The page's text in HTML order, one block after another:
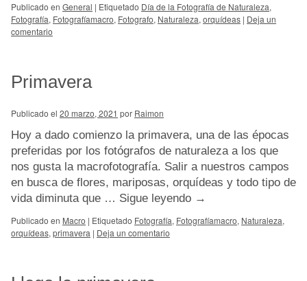
Publicado en General | Etiquetado Día de la Fotografía de Naturaleza,
Fotografía, Fotografíamacro, Fotografo, Naturaleza, orquídeas | Deja un
comentario
Primavera
Publicado el 20 marzo, 2021 por Raimon
Hoy a dado comienzo la primavera, una de las épocas
preferidas por los fotógrafos de naturaleza a los que
nos gusta la macrofotografía. Salir a nuestros campos
en busca de flores, mariposas, orquídeas y todo tipo de
vida diminuta que … Sigue leyendo →
Publicado en Macro | Etiquetado Fotografía, Fotografíamacro, Naturaleza,
orquídeas, primavera | Deja un comentario